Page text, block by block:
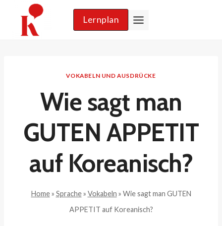
springen
Lernplan
VOKABELN UND AUSDRÜCKE
Wie sagt man
GUTEN APPETIT
auf Koreanisch?
Home» Sprache» Vokabeln » Wie sagt man GUTEN
APPETIT auf Koreanisch?